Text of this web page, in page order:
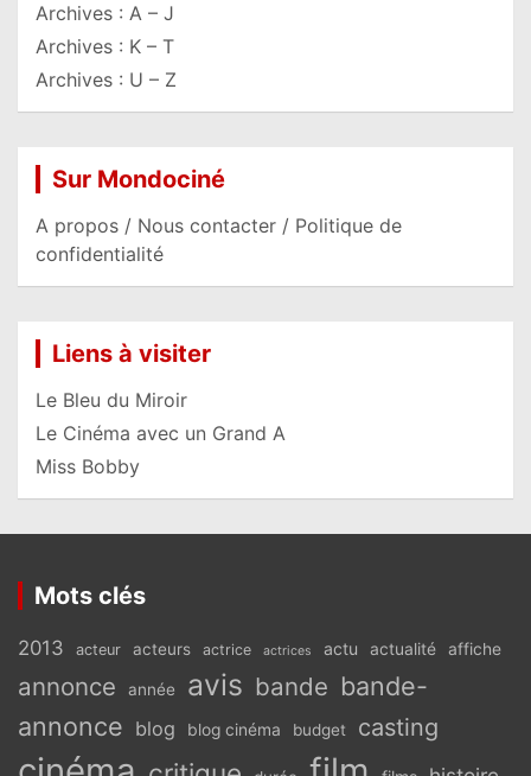
Archives : A – J
Archives : K – T
Archives : U – Z
Sur Mondociné
A propos / Nous contacter / Politique de
confidentialité
Liens à visiter
Le Bleu du Miroir
Le Cinéma avec un Grand A
Miss Bobby
Mots clés
2013 acteur acteurs actrice actrices actu actualité affiche
annonce année avis bande bande-
annonce blog blog cinéma budget casting